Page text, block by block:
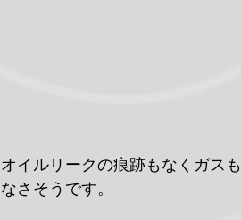
オイルリークの痕跡もなくガス
なさそうです。